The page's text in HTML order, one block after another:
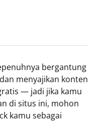
bergantung
menyajikan konten
— jadi jika kamu
di situs ini, mohon
kamu sebagai